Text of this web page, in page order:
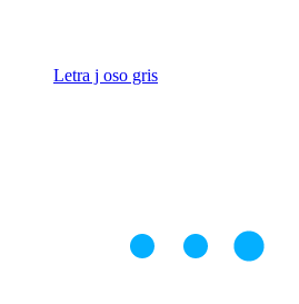
Letra j oso gris